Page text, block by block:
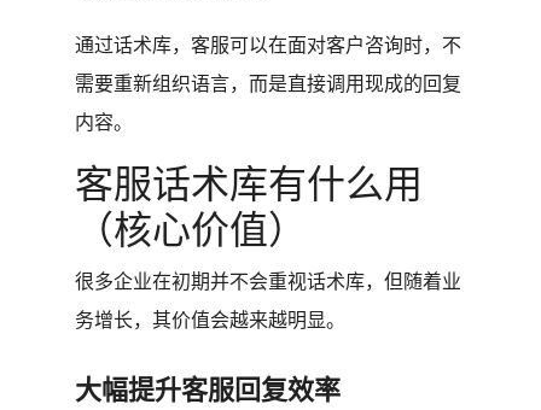
通过话术库，客服可以在面对客户咨询时，不
需要重新组织语言，而是直接调用现成的回复
内容。
客服话术库有什么用
（核心价值）
很多企业在初期并不会重视话术库，但随着业
务增长，其价值会越来越明显。
大幅提升客服回复效率